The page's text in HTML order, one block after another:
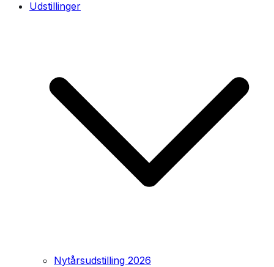
Udstillinger
Nytårsudstilling 2026